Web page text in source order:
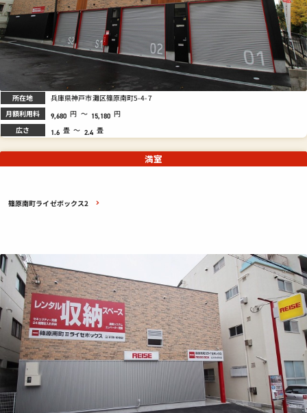
所在地 兵庫県神戸市灘区篠原南町5-4-7
月額利用料 9,680 円 ～ 15,180 円
広さ 1.6 畳 ～ 2.4 畳
篠原南町ライゼボックス2
満室